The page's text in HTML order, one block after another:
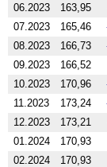
06.2023 163,95
07.2023 165,46
08.2023 166,73
09.2023 166,52
10.2023 170,96
11.2023 173,24
12.2023 173,21
01.2024 170,93
02.2024 170,93